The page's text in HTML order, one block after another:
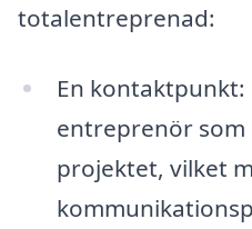
totalentreprenad:
En kontaktpunkt:
entreprenör som
projektet, vilket